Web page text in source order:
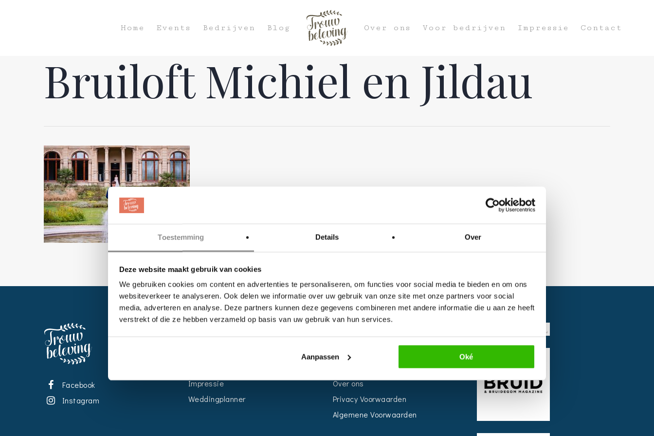
Toestemming Details Over
Deze website maakt gebruik van cookies
We gebruiken cookies om content en advertenties te personaliseren, om functies voor social media te bieden en om ons
websiteverkeer te analyseren. Ook delen we informatie over uw gebruik van onze site met onze partners voor social
media, adverteren en analyse. Deze partners kunnen deze gegevens combineren met andere informatie die u aan ze heeft
verstrekt of die ze hebben verzameld op basis van uw gebruik van hun services.
Aanpassen Oké
Home Events Bedrijven Blog Over ons Voor bedrijven Impressie Contact
Bruiloft Michiel en Jildau
Facebook
Instagram
Impressie
Weddingplanner
Voor Bedrijven
Over ons
Privacy Voorwaarden
Algemene Voorwaarden